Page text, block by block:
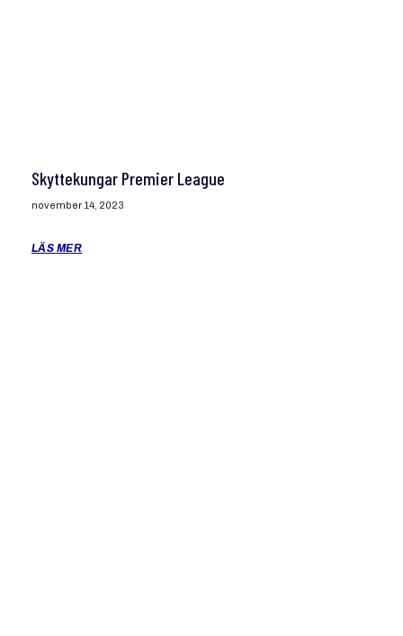
Skyttekungar Premier League
november 14, 2023
LÄS MER